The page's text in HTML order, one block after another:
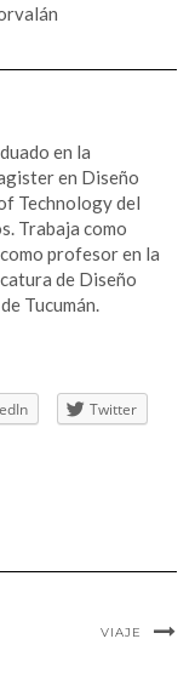
en la
en Diseño
Technology del
Trabaja como
profesor en la
de Diseño
Tucumán.
Twitter
VIAJE